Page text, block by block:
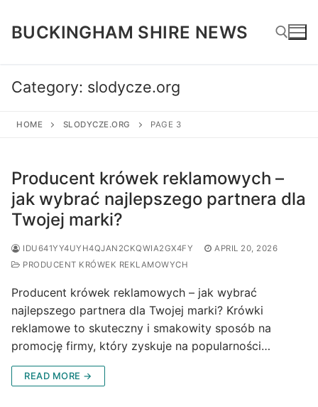
content
BUCKINGHAM SHIRE NEWS
Search for:
Category: slodycze.org
HOME SLODYCZE.ORG PAGE 3
Producent krówek reklamowych –
jak wybrać najlepszego partnera dla
Twojej marki?
IDU641YY4UYH4QJAN2CKQWIA2GX4FY
APRIL 20, 2026
PRODUCENT KRÓWEK REKLAMOWYCH
Producent krówek reklamowych – jak wybrać
najlepszego partnera dla Twojej marki? Krówki
reklamowe to skuteczny i smakowity sposób na
promocję firmy, który zyskuje na popularności…
READ MORE →